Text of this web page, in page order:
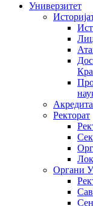
Универзитет
Ректорат
Органи